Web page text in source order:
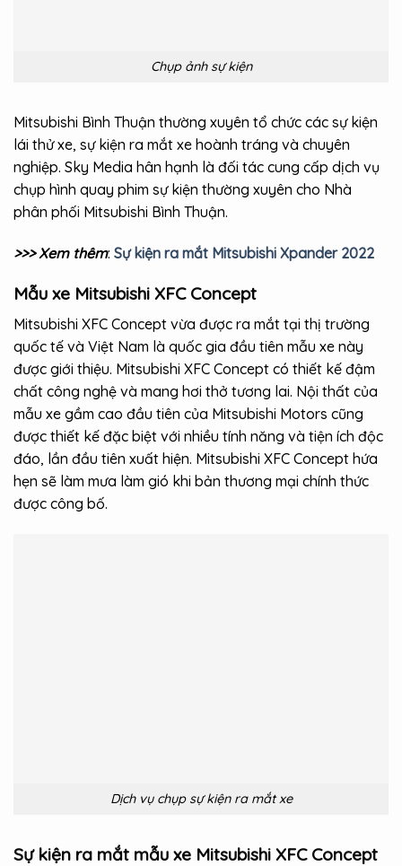
Chụp ảnh sự kiện
Mitsubishi Bình Thuận thường xuyên tổ chức các sự kiện
lái thử xe, sự kiện ra mắt xe hoành tráng và chuyên
nghiệp. Sky Media hân hạnh là đối tác cung cấp dịch vụ
chụp hình quay phim sự kiện thường xuyên cho Nhà
phân phối Mitsubishi Bình Thuận.
>>> Xem thêm: Sự kiện ra mắt Mitsubishi Xpander 2022
Mẫu xe Mitsubishi XFC Concept
Mitsubishi XFC Concept vừa được ra mắt tại thị trường
quốc tế và Việt Nam là quốc gia đầu tiên mẫu xe này
được giới thiệu. Mitsubishi XFC Concept có thiết kế đậm
chất công nghệ và mang hơi thở tương lai. Nội thất của
mẫu xe gầm cao đầu tiên của Mitsubishi Motors cũng
được thiết kế đặc biệt với nhiều tính năng và tiện ích độc
đáo, lần đầu tiên xuất hiện. Mitsubishi XFC Concept hứa
hẹn sẽ làm mưa làm gió khi bản thương mại chính thức
được công bố.
Dịch vụ chụp sự kiện ra mắt xe
Sự kiện ra mắt mẫu xe Mitsubishi XFC Concept